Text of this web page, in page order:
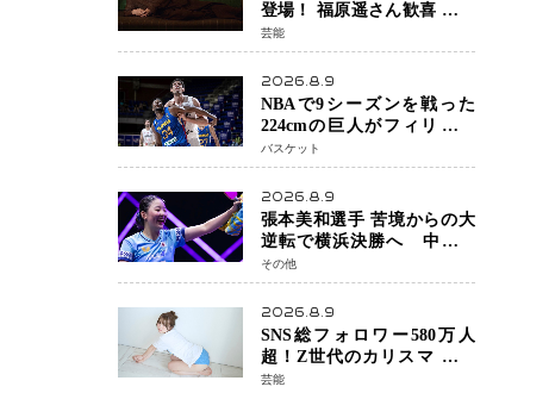
登場！ 福原遥さん歓喜 主演
映画『あの星が降る丘で、
君とまた出会いたい。』舞
台あいさつ
芸能
2026.8.9
NBAで9シーズンを戦った
224cmの巨人がフィリピン
へ ボバン・マリヤノビッチ
ジョーンズカップで新たな
挑戦
バスケット
2026.8.9
張本美和選手 苦境からの大
逆転で横浜決勝へ 中国の
難敵・王芸迪選手を撃破
「ここからまた行くぞ」
兄・智和選手との兄妹Vにも
期待
その他
2026.8.9
SNS総フォロワー580万人
超！Z世代のカリスマ さく
らさん 待望の1st写真集が11
芸能